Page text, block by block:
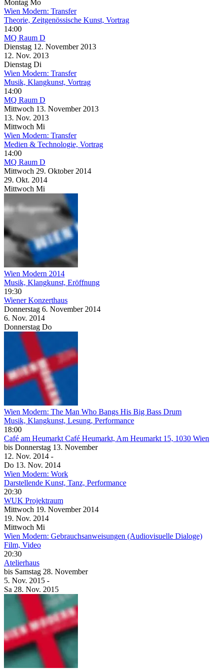
Montag Mo
Wien Modern: Transfer
Theorie, Zeitgenössische Kunst, Vortrag
14:00
MQ Raum D
Dienstag 12. November 2013
12. Nov. 2013
Dienstag Di
Wien Modern: Transfer
Musik, Klangkunst, Vortrag
14:00
MQ Raum D
Mittwoch 13. November 2013
13. Nov. 2013
Mittwoch Mi
Wien Modern: Transfer
Medien & Technologie, Vortrag
14:00
MQ Raum D
Mittwoch 29. Oktober 2014
29. Okt. 2014
Mittwoch Mi
Wien Modern 2014
Musik, Klangkunst, Eröffnung
19:30
Wiener Konzerthaus
Donnerstag 6. November 2014
6. Nov. 2014
Donnerstag Do
Wien Modern: The Man Who Bangs His Big Bass Drum
Musik, Klangkunst, Lesung, Performance
18:00
Café am Heumarkt Café Heumarkt, Am Heumarkt 15, 1030 Wien
bis Donnerstag 13. November
12. Nov. 2014 -
Do 13. Nov. 2014
Wien Modern: Work
Darstellende Kunst, Tanz, Performance
20:30
WUK Projektraum
Mittwoch 19. November 2014
19. Nov. 2014
Mittwoch Mi
Wien Modern: Gebrauchsanweisungen (Audiovisuelle Dialoge)
Film, Video
20:30
Atelierhaus
bis Samstag 28. November
5. Nov. 2015 -
Sa 28. Nov. 2015